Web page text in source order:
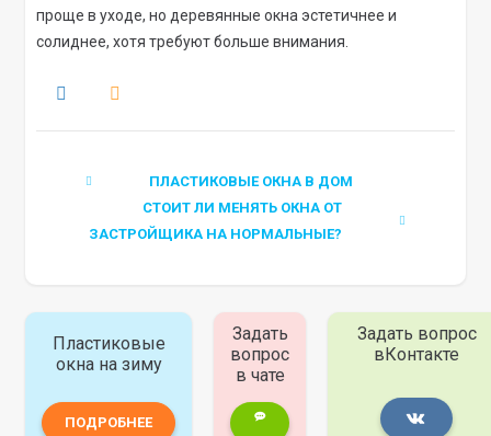
проще в уходе, но деревянные окна эстетичнее и
солиднее, хотя требуют больше внимания.
ПЛАСТИКОВЫЕ ОКНА В ДОМ
СТОИТ ЛИ МЕНЯТЬ ОКНА ОТ
ЗАСТРОЙЩИКА НА НОРМАЛЬНЫЕ?
Пластиковые
окна на зиму
ПОДРОБНЕЕ
Задать
вопрос
в чате
Задать вопрос
вКонтакте